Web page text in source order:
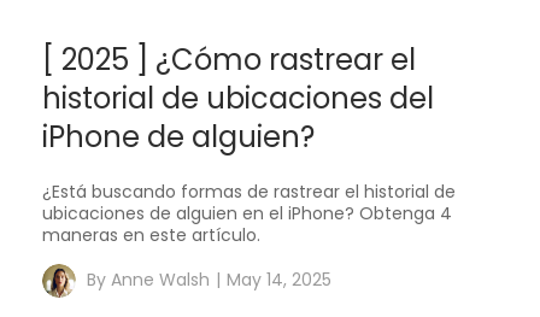
[ 2025 ] ¿Cómo rastrear el
historial de ubicaciones del
iPhone de alguien?
¿Está buscando formas de rastrear el historial de
ubicaciones de alguien en el iPhone? Obtenga 4
maneras en este artículo.
By Anne Walsh | May 14, 2025